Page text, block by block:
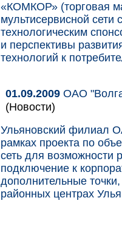
«КОМКОР» (торговая
мультисервисной сети
технологическим
и перспективы
технологий к
01.09.2009 ОАО
(Новости)
Ульяновский филиал
рамках проекта по
сеть для возможности
подключение к
дополнительные
районных центрах